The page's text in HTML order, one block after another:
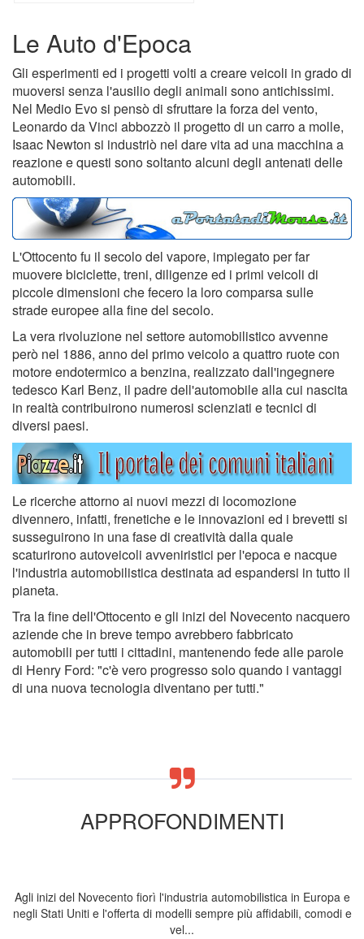
Le Auto d'Epoca
Gli esperimenti ed i progetti volti a creare veicoli in grado di
muoversi senza l'ausilio degli animali sono antichissimi.
Nel Medio Evo si pensò di sfruttare la forza del vento,
Leonardo da Vinci abbozzò il progetto di un carro a molle,
Isaac Newton si industriò nel dare vita ad una macchina a
reazione e questi sono soltanto alcuni degli antenati delle
automobili.
L'Ottocento fu il secolo del vapore, impiegato per far
muovere biciclette, treni, diligenze ed i primi veicoli di
piccole dimensioni che fecero la loro comparsa sulle
strade europee alla fine del secolo.
La vera rivoluzione nel settore automobilistico avvenne
però nel 1886, anno del primo veicolo a quattro ruote con
motore endotermico a benzina, realizzato dall'ingegnere
tedesco Karl Benz, il padre dell'automobile alla cui nascita
in realtà contribuirono numerosi scienziati e tecnici di
diversi paesi.
Le ricerche attorno ai nuovi mezzi di locomozione
divennero, infatti, frenetiche e le innovazioni ed i brevetti si
susseguirono in una fase di creatività dalla quale
scaturirono autoveicoli avveniristici per l'epoca e nacque
l'industria automobilistica destinata ad espandersi in tutto il
pianeta.
Tra la fine dell'Ottocento e gli inizi del Novecento nacquero
aziende che in breve tempo avrebbero fabbricato
automobili per tutti i cittadini, mantenendo fede alle parole
di Henry Ford: "c'è vero progresso solo quando i vantaggi
di una nuova tecnologia diventano per tutti."
APPROFONDIMENTI
Agli inizi del Novecento fiorì l'industria automobilistica in Europa e
negli Stati Uniti e l'offerta di modelli sempre più affidabili, comodi e
vel...